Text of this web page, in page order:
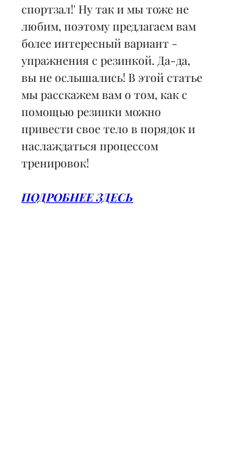
спортзал!' Ну так и мы тоже не
любим, поэтому предлагаем вам
более интересный вариант -
упражнения с резинкой. Да-да,
вы не ослышались! В этой статье
мы расскажем вам о том, как с
помощью резинки можно
привести свое тело в порядок и
наслаждаться процессом
тренировок!
ПОДРОБНЕЕ ЗДЕСЬ